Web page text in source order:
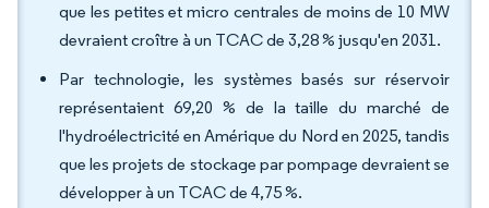
que les petites et micro centrales de moins de 10 MW
devraient croître à un TCAC de 3,28 % jusqu'en 2031.
Par technologie, les systèmes basés sur réservoir
représentaient 69,20 % de la taille du marché de
l'hydroélectricité en Amérique du Nord en 2025, tandis
que les projets de stockage par pompage devraient se
développer à un TCAC de 4,75 %.